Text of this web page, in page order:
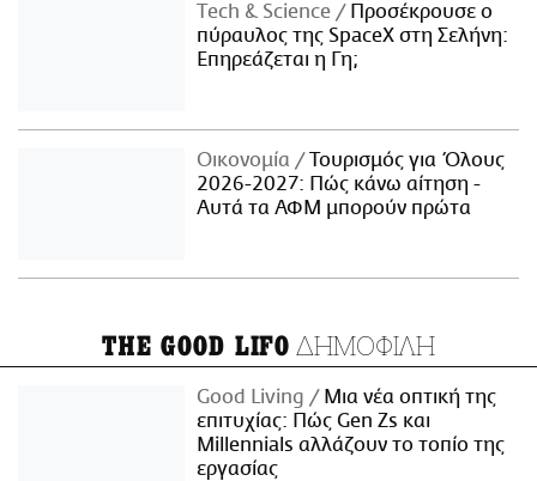
Τech & Science
Προσέκρουσε ο
πύραυλος της SpaceX στη Σελήνη:
Επηρεάζεται η Γη;
Οικονομία
Τουρισμός για Όλους
2026-2027: Πώς κάνω αίτηση -
Αυτά τα ΑΦΜ μπορούν πρώτα
THE GOOD LIFO ΔΗΜΟΦΙΛΗ
Good Living
Μια νέα οπτική της
επιτυχίας: Πώς Gen Zs και
Millennials αλλάζουν το τοπίο της
εργασίας